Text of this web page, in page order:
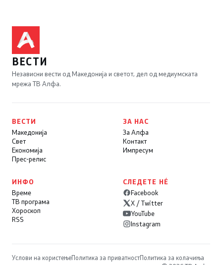
ВЕСТИ
Независни вести од Македонија и светот, дел од медиумската
мрежа ТВ Алфа.
ВЕСТИ
Македонија
Свет
Економија
Прес-релис
ЗА НАС
За Алфа
Контакт
Импресум
ИНФО
Време
ТВ програма
Хороскоп
RSS
СЛЕДЕТЕ НÉ
Facebook
X / Twitter
YouTube
Instagram
Услови на користењеПолитика за приватностПолитика за колачиња